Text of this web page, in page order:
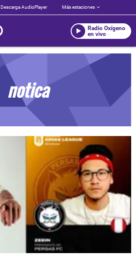
Descarga AudioPlayer Más estaciones
Radio Oxígeno
en vivo
notica